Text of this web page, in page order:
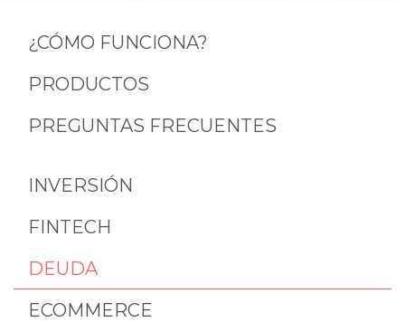
¿CÓMO FUNCIONA?
PRODUCTOS
PREGUNTAS FRECUENTES
INVERSIÓN
FINTECH
DEUDA
ECOMMERCE